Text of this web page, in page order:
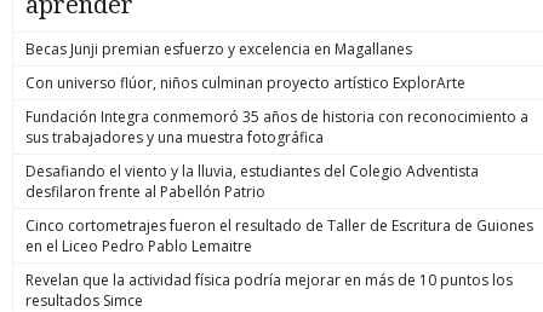
Becas Junji premian esfuerzo y excelencia en Magallanes
Con universo flúor, niños culminan proyecto artístico ExplorArte
Fundación Integra conmemoró 35 años de historia con reconocimiento a
sus trabajadores y una muestra fotográfica
Desafiando el viento y la lluvia, estudiantes del Colegio Adventista
desfilaron frente al Pabellón Patrio
Cinco cortometrajes fueron el resultado de Taller de Escritura de Guiones
en el Liceo Pedro Pablo Lemaitre
Revelan que la actividad física podría mejorar en más de 10 puntos los
resultados Simce